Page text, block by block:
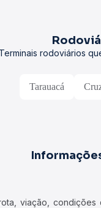
Terminais rodoviários
Tarauacá
viação,